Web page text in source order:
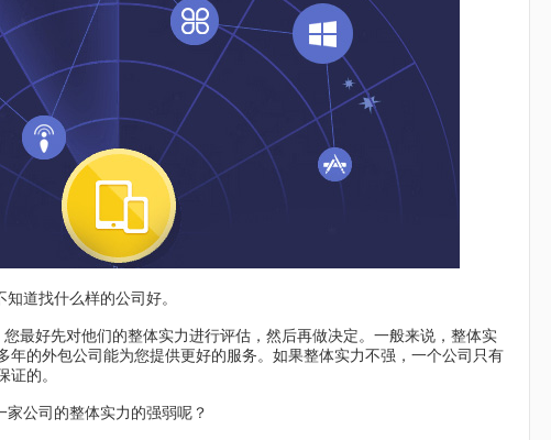
道找什么样的公司好。
好先对他们的整体实力进行评估，然后再做决定。一般来说，整体实
年的外包公司能为您提供更好的服务。如果整体实力不强，一个公司只有
证的。
公司的整体实力的强弱呢？